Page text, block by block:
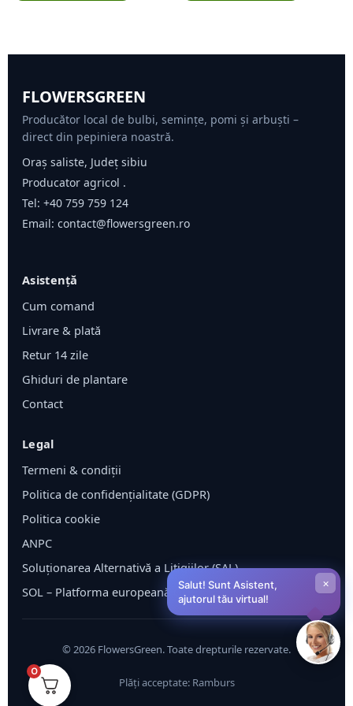
FLOWERSGREEN
Producător local de bulbi, semințe, pomi și arbuști –
direct din pepiniera noastră.
Oraș saliste, Județ sibiu
Producator agricol .
Tel: +40 759 759 124
Email: contact@flowersgreen.ro
Asistență
Cum comand
Livrare & plată
Retur 14 zile
Ghiduri de plantare
Contact
Legal
Termeni & condiții
Politica de confidențialitate (GDPR)
Politica cookie
ANPC
Soluționarea Alternativă a Litigiilor (SAL)
SOL – Platforma europeană ODR
© 2026 FlowersGreen. Toate drepturile rezervate.
Plăți acceptate: Ramburs
Salut! Sunt Asistent,
ajutorul tău virtual!
×
0